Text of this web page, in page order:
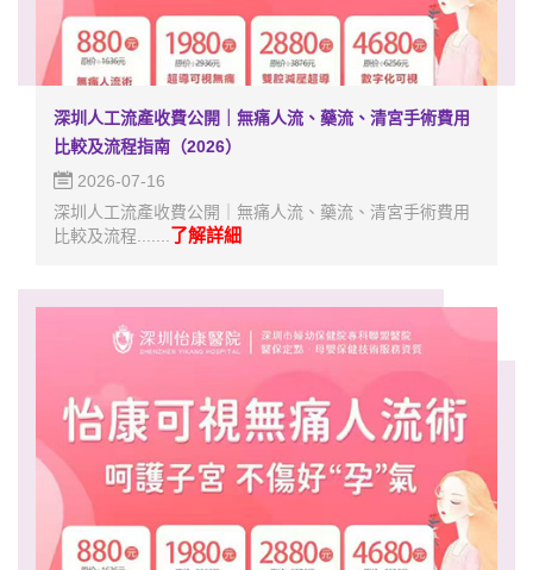
深圳人工流產收費公開｜無痛人流、藥流、清宮手術費用
比較及流程指南（2026）
2026-07-16
深圳人工流產收費公開｜無痛人流、藥流、清宮手術費用
比較及流程....... 了解詳細